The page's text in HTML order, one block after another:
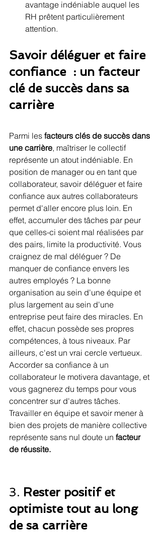
avantage indéniable auquel les
RH prêtent particulièrement
attention.
Savoir déléguer et faire
confiance  : un facteur
clé de succès dans sa
carrière
Parmi les facteurs clés de succès dans
une carrière, maîtriser le collectif
représente un atout indéniable. En
position de manager ou en tant que
collaborateur, savoir déléguer et faire
confiance aux autres collaborateurs
permet d'aller encore plus loin. En
effet, accumuler des tâches par peur
que celles-ci soient mal réalisées par
des pairs, limite la productivité. Vous
craignez de mal déléguer ? De
manquer de confiance envers les
autres employés ? La bonne
organisation au sein d'une équipe et
plus largement au sein d'une
entreprise peut faire des miracles. En
effet, chacun possède ses propres
compétences, à tous niveaux. Par
ailleurs, c'est un vrai cercle vertueux.
Accorder sa confiance à un
collaborateur le motivera davantage, et
vous gagnerez du temps pour vous
concentrer sur d'autres tâches.
Travailler en équipe et savoir mener à
bien des projets de manière collective
représente sans nul doute un facteur
de réussite.
3. Rester positif et
optimiste tout au long
de sa carrière